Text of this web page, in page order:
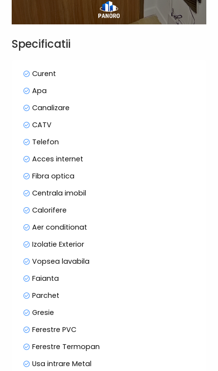
parcare subteran. Prețul solicitat este de
Informații suplimentare și programarea vizionări
vă rog să mă contactați.
Specificatii
Curent
Apa
Canalizare
CATV
Telefon
Acces internet
Fibra optica
Centrala imobil
Calorifere
Aer conditionat
Izolatie Exterior
Vopsea lavabila
Faianta
Parchet
Gresie
Ferestre PVC
Ferestre Termopan
Usa intrare Metal